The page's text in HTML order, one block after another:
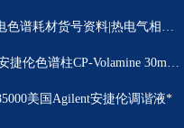
全线热电色谱耗材货号资料|热电气相色谱耗材货号|热电气相色谱耗材货号总代理
CP7447安捷伦色谱柱CP-Volamine 30m x 0.32mm
美国Agilent安捷伦调谐液*